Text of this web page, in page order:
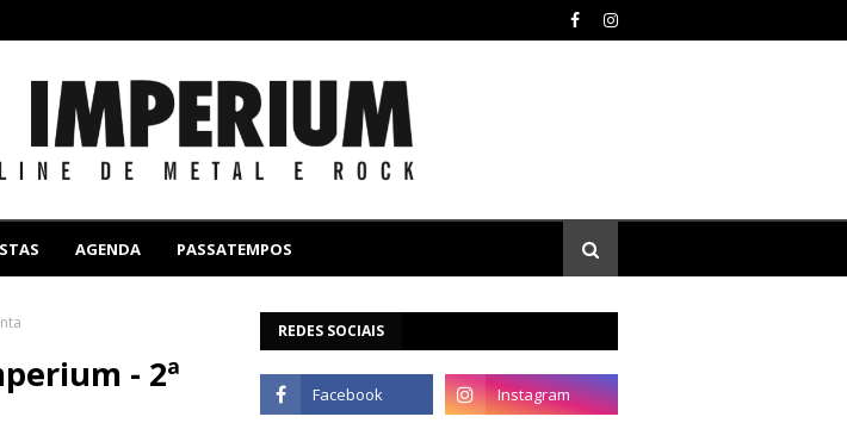
AGENDA PASSATEMPOS
- 2ª
REDES SOCIAIS